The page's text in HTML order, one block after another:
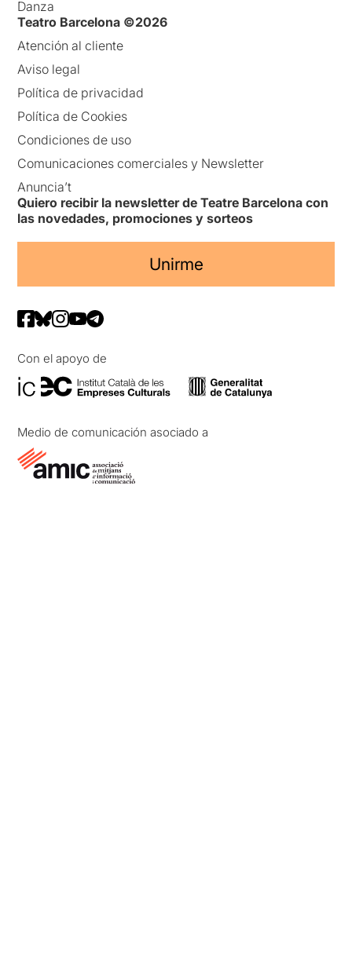
Danza
Teatro Barcelona ©2026
Atención al cliente
Aviso legal
Política de privacidad
Política de Cookies
Condiciones de uso
Comunicaciones comerciales y Newsletter
Anuncia’t
Quiero recibir la newsletter de Teatre Barcelona con
las novedades, promociones y sorteos
Unirme
Con el apoyo de
Medio de comunicación asociado a